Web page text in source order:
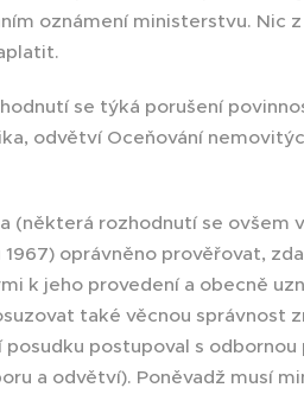
oznámení ministerstvu. Nic
se týká porušení
odvětví Oceňování
(některá rozhodnutí se ovšem
oprávněno prověřovat,
k jeho provedení a obecně
také věcnou správnost
postupoval s odbornou
a odvětví). Poněvadž musí